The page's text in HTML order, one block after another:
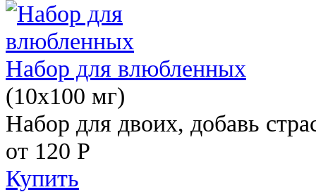
Набор для влюбленных
(10х100 мг)
Набор для двоих, добавь
от 120 Р
Купить